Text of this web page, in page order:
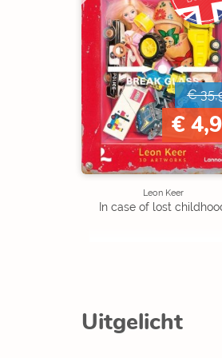
€
€
Leon Keer
In case of lost
Uitgelicht